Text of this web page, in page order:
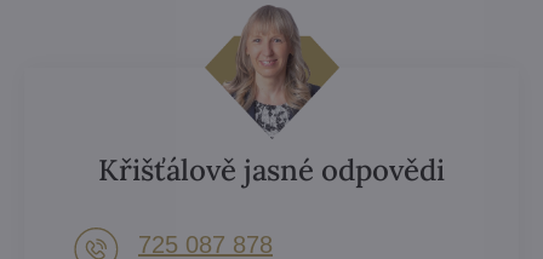
Křišťálově jasné odpovědi
725 087 878​